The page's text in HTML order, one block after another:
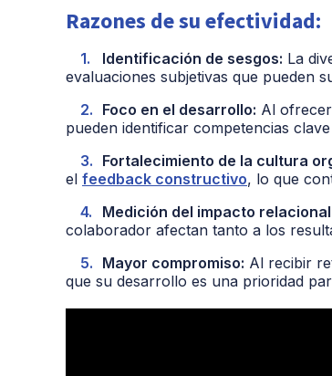
Razones de su efectividad:
Identificación de sesgos: La
evaluaciones subjetivas que pueden
Foco en el desarrollo: Al
pueden identificar competencias
Fortalecimiento de la cultura
el feedback constructivo, lo que
Medición del impacto
colaborador afectan tanto a los
Mayor compromiso: Al recibir
que su desarrollo es una prioridad